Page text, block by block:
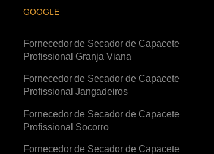
GOOGLE
Fornecedor de Secador de Capacete
Profissional Granja Viana
Fornecedor de Secador de Capacete
Profissional Jangadeiros
Fornecedor de Secador de Capacete
Profissional Socorro
Fornecedor de Secador de Capacete